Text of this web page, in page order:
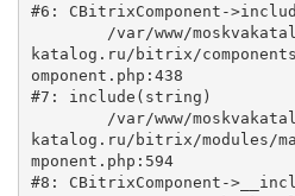
#6: CBitrixComponent-
katalog.ru/bitrix/
omponent.php:438
#7: include(string)
katalog.ru/bitrix/modules/
mponent.php:594
#8: CBitrixComponent-